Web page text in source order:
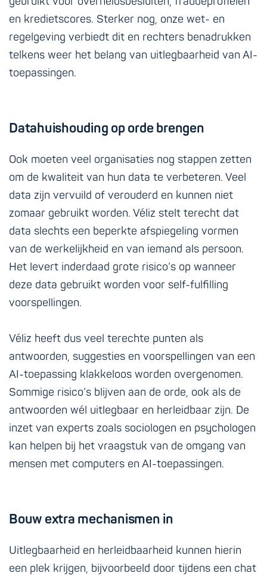
en kredietscores. Sterker nog, onze wet- en
regelgeving verbiedt dit en rechters benadrukken
telkens weer het belang van uitlegbaarheid van AI-
toepassingen.
Datahuishouding op orde brengen
Ook moeten veel organisaties nog stappen zetten
om de kwaliteit van hun data te verbeteren. Veel
data zijn vervuild of verouderd en kunnen niet
zomaar gebruikt worden. Véliz stelt terecht dat
data slechts een beperkte afspiegeling vormen
van de werkelijkheid en van iemand als persoon.
Het levert inderdaad grote risico’s op wanneer
deze data gebruikt worden voor self-fulfilling
voorspellingen.
Véliz heeft dus veel terechte punten als
antwoorden, suggesties en voorspellingen van een
AI-toepassing klakkeloos worden overgenomen.
Sommige risico’s blijven aan de orde, ook als de
antwoorden wél uitlegbaar en herleidbaar zijn. De
inzet van experts zoals sociologen en psychologen
kan helpen bij het vraagstuk van de omgang van
mensen met computers en AI-toepassingen.
Bouw extra mechanismen in
Uitlegbaarheid en herleidbaarheid kunnen hierin
een plek krijgen, bijvoorbeeld door tijdens een chat